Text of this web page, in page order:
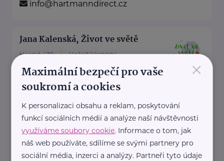
info@hartmanndirect.cz
Jana Kalenská, Život ve světě
Horská 439 Hořejší Vrchlabí
“S angličtinou životem bez limitů”
Jmenuji se Jana a jsem celým
svým srdcem máma dvou ...
https://www.zivotvesvete.cz/
+420 605 249 850
jana@zivotvesvete.cz
×
Maximální bezpečí pro vaše
soukromí a cookies
K personalizaci obsahu a reklam, poskytování
funkcí sociálních médií a analýze naší návštěvnosti
využíváme soubory cookie. Informace o tom, jak
náš web používáte, sdílíme se svými partnery pro
sociální média, inzerci a analýzy. Partneři tyto údaje